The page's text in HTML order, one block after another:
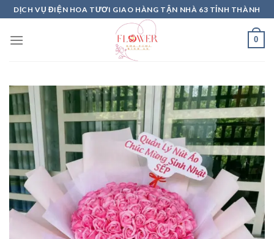
Skip
to
content
DỊCH VỤ ĐIỆN HOA TƯƠI GIAO HÀNG TẬN NHÀ 63 TỈNH THÀNH
0